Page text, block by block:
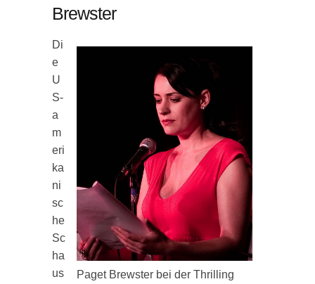
Brewster
Paget Brewster bei der Thrilling
Di
e
U
S-
a
m
eri
ka
ni
sc
he
Sc
ha
us